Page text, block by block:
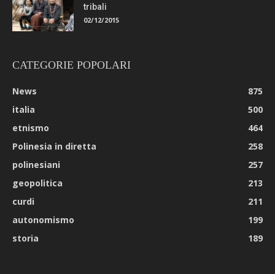
tribali
02/12/2015
CATEGORIE POPOLARI
News
875
italia
500
etnismo
464
Polinesia in diretta
258
polinesiani
257
geopolitica
213
curdi
211
autonomismo
199
storia
189